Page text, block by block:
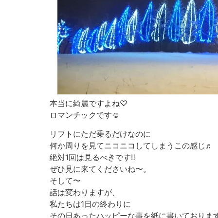
本当に綺麗ですよね♡
ロマンチックです☺︎
リフトにただ乗るだけなのに
何か周りを見てニコニコしてしまうこの感じ♬
絶対1回は見るべきです‼︎
ぜひ見に来てくださいね〜。
そして〜
話は変わりますが、
私たちは1日の終わりに
その日あったハッピーな事を紙に書いておりま